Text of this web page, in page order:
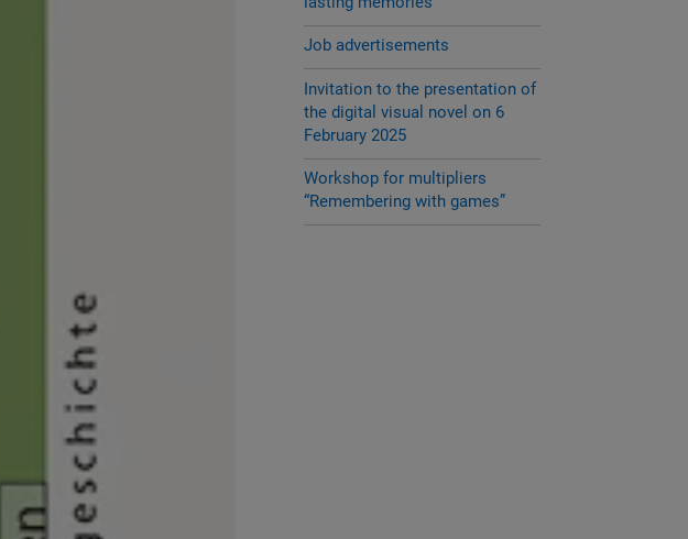
Job advertisements
Invitation to the presentation of
the digital visual novel on 6
February 2025
Workshop for multipliers
“Remembering with games”